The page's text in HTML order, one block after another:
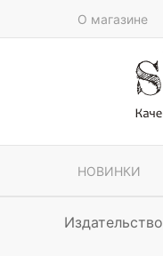
О магазине
НОВИНКИ
Издательство